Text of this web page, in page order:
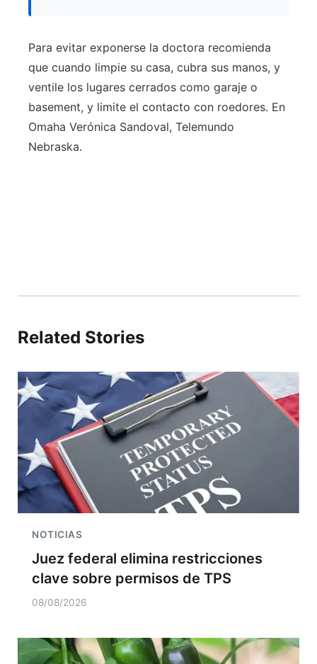
Para evitar exponerse la doctora recomienda
que cuando limpie su casa, cubra sus manos, y
ventile los lugares cerrados como garaje o
basement, y limite el contacto con roedores. En
Omaha Verónica Sandoval, Telemundo
Nebraska.
Related Stories
NOTICIAS
Juez federal elimina restricciones
clave sobre permisos de TPS
08/08/2026